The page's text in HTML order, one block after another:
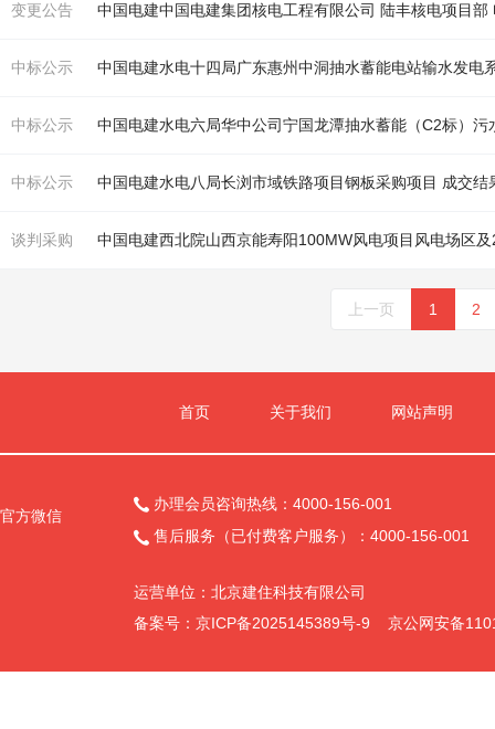
变更公告 中国电建中国电建集团核电工程有限公司 陆丰核电项目部
中标公示 中国电建水电十四局广东惠州中洞抽水蓄能电站输水发电
中标公示 中国电建水电六局华中公司宁国龙潭抽水蓄能（C2标）
中标公示 中国电建水电八局长浏市域铁路项目钢板采购项目 成交结
谈判采购 中国电建西北院山西京能寿阳100MW风电项目风电场区及
上一页 1 2
首页 关于我们 网站声明
官方微信
 办理会员咨询热线：4000-156-001
 售后服务（已付费客户服务）：4000-156-001
运营单位：北京建住科技有限公司
备案号： 京ICP备2025145389号-9 京公网安备